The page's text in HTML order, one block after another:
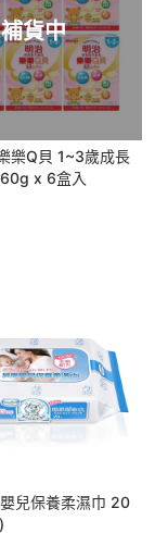
補貨中
樂Q貝 1~3歲成長
x 6盒入
兒保養柔濕巾 20